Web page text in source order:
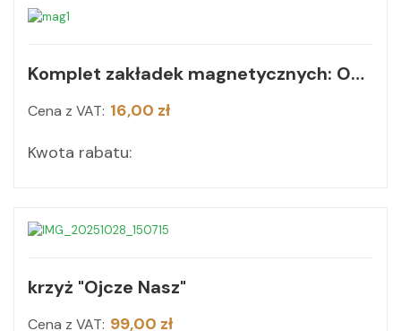
Komplet zakładek magnetycznych: Obrazy z kaplicy Chrystusa Sługi
Cena z VAT: 16,00 zł
Kwota rabatu:
krzyż "Ojcze Nasz"
Cena z VAT: 99,00 zł